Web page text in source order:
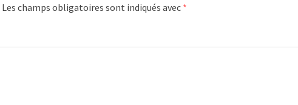
Les champs obligatoires sont indiqués avec *